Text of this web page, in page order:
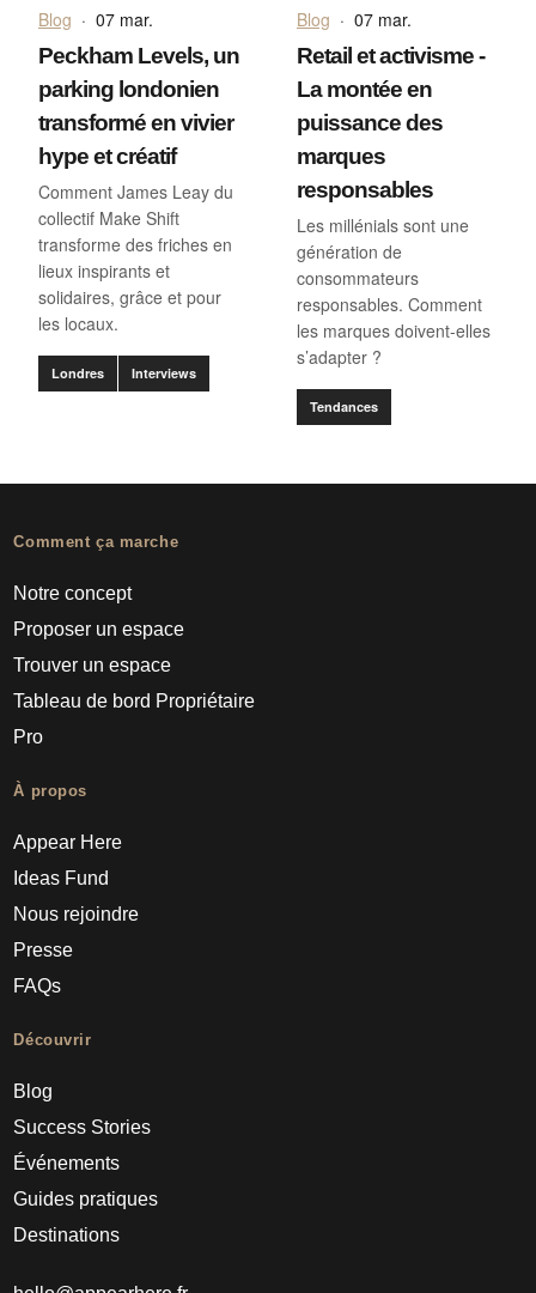
Blog · 07 mar.
Peckham Levels, un
parking londonien
transformé en vivier
hype et créatif
Comment James Leay du
collectif Make Shift
transforme des friches en
lieux inspirants et
solidaires, grâce et pour
les locaux.
Londres Interviews
Blog · 07 mar.
Retail et activisme -
La montée en
puissance des
marques
responsables
Les millénials sont une
génération de
consommateurs
responsables. Comment
les marques doivent-elles
s’adapter ?
Tendances
Comment ça marche
Notre concept
Proposer un espace
Trouver un espace
Tableau de bord Propriétaire
Pro
À propos
Appear Here
Ideas Fund
Nous rejoindre
Presse
FAQs
Découvrir
Blog
Success Stories
Événements
Guides pratiques
Destinations